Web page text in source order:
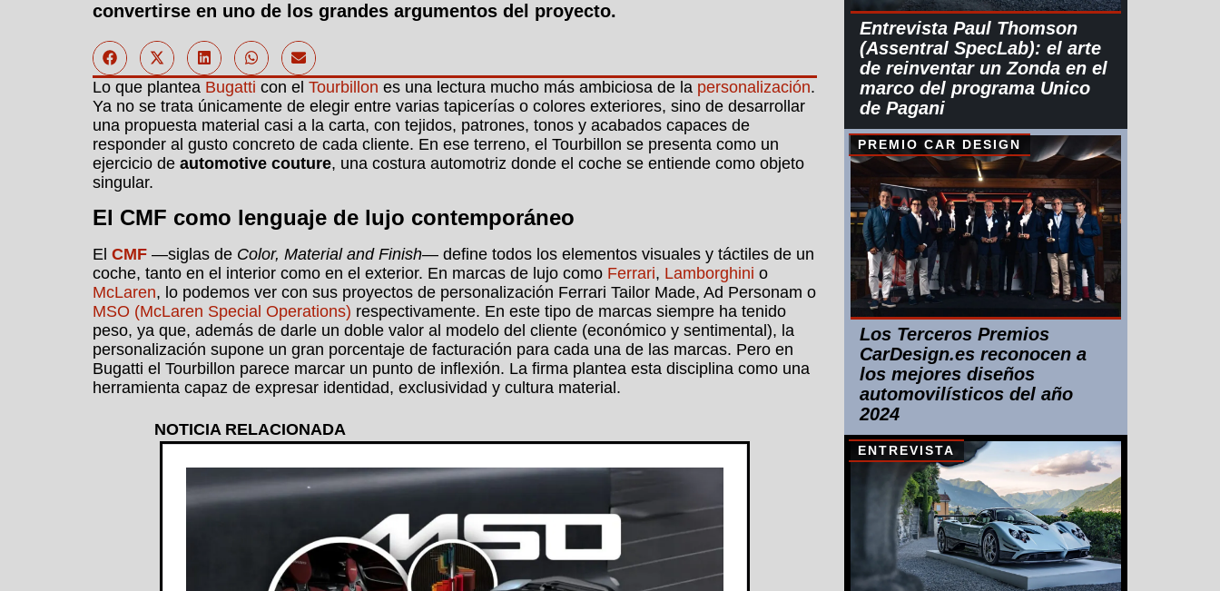
convertirse en uno de los grandes argumentos del proyecto.
Lo que plantea Bugatti con el Tourbillon es una lectura mucho más ambiciosa de la personalización.
Ya no se trata únicamente de elegir entre varias tapicerías o colores exteriores, sino de desarrollar
una propuesta material casi a la carta, con tejidos, patrones, tonos y acabados capaces de
responder al gusto concreto de cada cliente. En ese terreno, el Tourbillon se presenta como un
ejercicio de automotive couture, una costura automotriz donde el coche se entiende como objeto
singular.
El CMF como lenguaje de lujo contemporáneo
El CMF —siglas de Color, Material and Finish— define todos los elementos visuales y táctiles de un
coche, tanto en el interior como en el exterior. En marcas de lujo como Ferrari, Lamborghini o
McLaren, lo podemos ver con sus proyectos de personalización Ferrari Tailor Made, Ad Personam o
MSO (McLaren Special Operations) respectivamente. En este tipo de marcas siempre ha tenido
peso, ya que, además de darle un doble valor al modelo del cliente (económico y sentimental), la
personalización supone un gran porcentaje de facturación para cada una de las marcas. Pero en
Bugatti el Tourbillon parece marcar un punto de inflexión. La firma plantea esta disciplina como una
herramienta capaz de expresar identidad, exclusividad y cultura material.
NOTICIA RELACIONADA
Entrevista Paul Thomson
(Assentral SpecLab): el arte
de reinventar un Zonda en el
marco del programa Unico
de Pagani
PREMIO CAR DESIGN
Los Terceros Premios
CarDesign.es reconocen a
los mejores diseños
automovilísticos del año
2024
ENTREVISTA